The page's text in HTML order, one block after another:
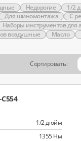
Недорогие 1/2
Для шиномонтажа С
Наборы инструментов для
воздушные Масло
Сортировать:
1/2 дюйм
1355 Нм